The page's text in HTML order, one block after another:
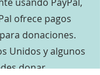
ofrece pagos
donaciones.
Unidos y algunos
donar